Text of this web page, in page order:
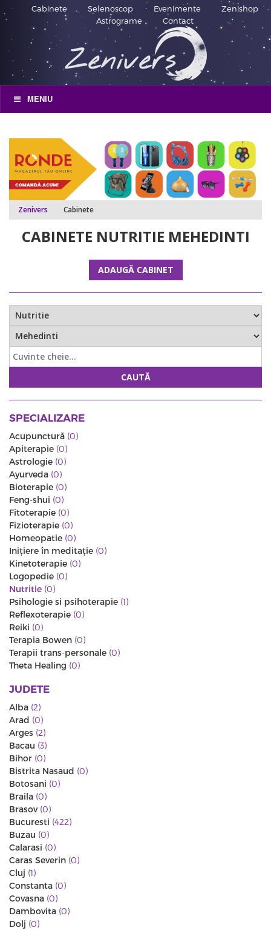
Cabinete Selenoscop Evenimente
Zenishop
Astrograme
Contact
MENIU
Zenivers Cabinete
CABINETE NUTRITIE MEHEDINTI
ADAUGĂ CABINET
CAUTĂ
SPECIALIZARE
Acupunctură (0)
Apiterapie (0)
Astrologie (0)
Ayurveda (0)
Bioterapie (0)
Feng-shui (0)
Fitoterapie (0)
Fizioterapie (0)
Homeopatie (0)
Iniţiere în meditaţie (0)
Kinetoterapie (0)
Logopedie (0)
Nutritie (0)
Psihologie si psihoterapie (1)
Reflexoterapie (0)
Reiki (0)
Terapia Bowen (0)
Terapii trans-personale (0)
Theta Healing (0)
JUDETE
Alba (2)
Arad (0)
Arges (2)
Bacau (3)
Bihor (0)
Bistrita Nasaud (0)
Botosani (0)
Braila (0)
Brasov (0)
Bucuresti (422)
Buzau (0)
Calarasi (0)
Caras Severin (0)
Cluj (1)
Constanta (0)
Covasna (0)
Dambovita (0)
Dolj (0)